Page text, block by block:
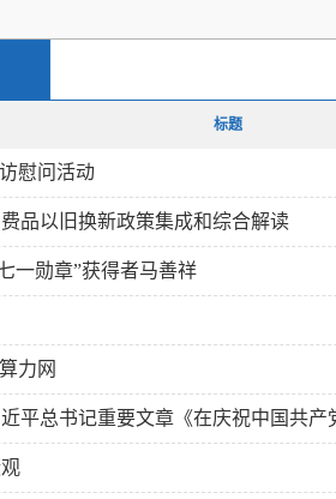
标题
慰问活动
品以旧换新政策集成和综合解读
一勋章”获得者马善祥
力网
近平总书记重要文章《在庆祝中国共产